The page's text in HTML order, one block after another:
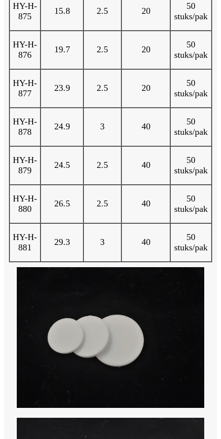
HY-H-
875
15.8 2.5 20
50
stuks/pak
HY-H-
876
19.7 2.5 20
50
stuks/pak
HY-H-
877
23.9 2.5 20
50
stuks/pak
HY-H-
878
24.9 3 40
50
stuks/pak
HY-H-
879
24.5 2.5 40
50
stuks/pak
HY-H-
880
26.5 2.5 40
50
stuks/pak
HY-H-
881
29.3 3 40
50
stuks/pak